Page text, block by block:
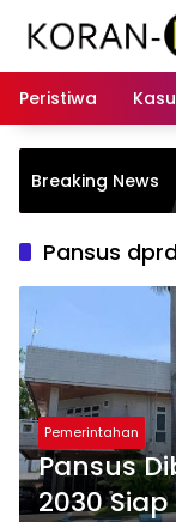
Peristiwa
Breaking News
Besar, Jatah Insentif
Terancam
Pansus
Pemerintahan
Pansus
2030